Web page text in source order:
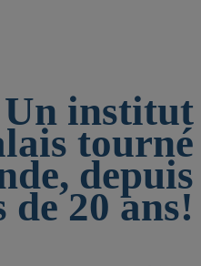
Un institut
tourné
depuis
de 20 ans!